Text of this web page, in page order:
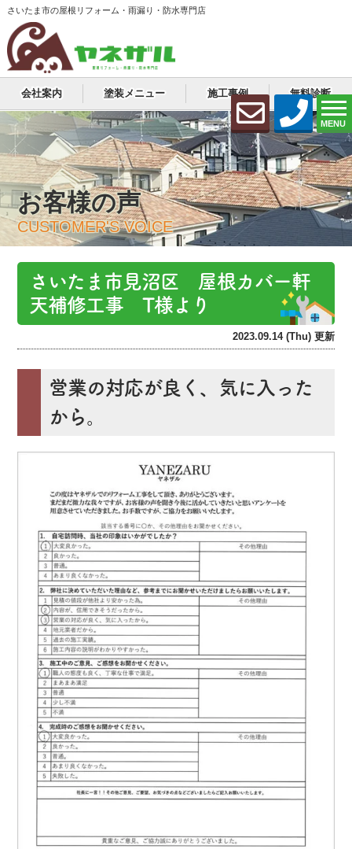
さいたま市の屋根リフォーム・雨漏り・防水専門店
MENU
会社案内 塗装メニュー 施工事例 無料診断
お客様の声
CUSTOMER'S VOICE
さいたま市見沼区 屋根カバー軒
天補修工事 T様より
2023.09.14 (Thu) 更新
営業の対応が良く、気に入った
から。